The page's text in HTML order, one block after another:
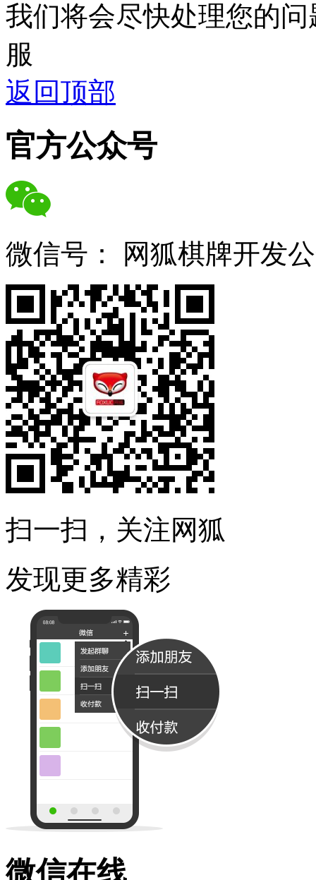
我们将会尽快处理您的
服
返回顶部
官方公众号
微信号： 网狐棋牌开发
扫一扫，关注网狐
发现更多精彩
微信在线